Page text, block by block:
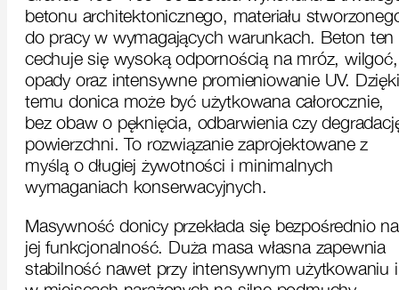
betonu architektonicznego, materiału
do pracy w wymagających warunkach. Beton ten
cechuje się wysoką odpornością na mróz, wilgoć,
opady oraz intensywne promieniowanie UV. Dzięki
temu donica może być użytkowana całorocznie,
bez obaw o pęknięcia, odbarwienia czy
powierzchni. To rozwiązanie zaprojektowane z
myślą o długiej żywotności i minimalnych
wymaganiach konserwacyjnych.
Masywność donicy przekłada się bezpośrednio na
jej funkcjonalność. Duża masa własna zapewnia
stabilność nawet przy intensywnym użytkowaniu i